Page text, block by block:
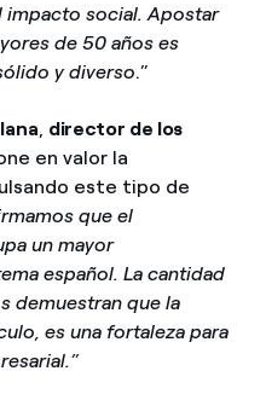
impacto social. Apostar
de 50 años es
y diverso.”
director de los
en valor la
este tipo de
que el
un mayor
español. La cantidad
demuestran que la
es una fortaleza para